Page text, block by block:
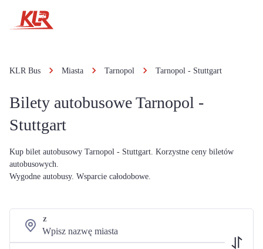
KLR Bus Miasta Tarnopol Tarnopol - Stuttgart
Bilety autobusowe Tarnopol -
Stuttgart
Kup bilet autobusowy Tarnopol - Stuttgart. Korzystne ceny biletów
autobusowych.
Wygodne autobusy. Wsparcie całodobowe.
Z